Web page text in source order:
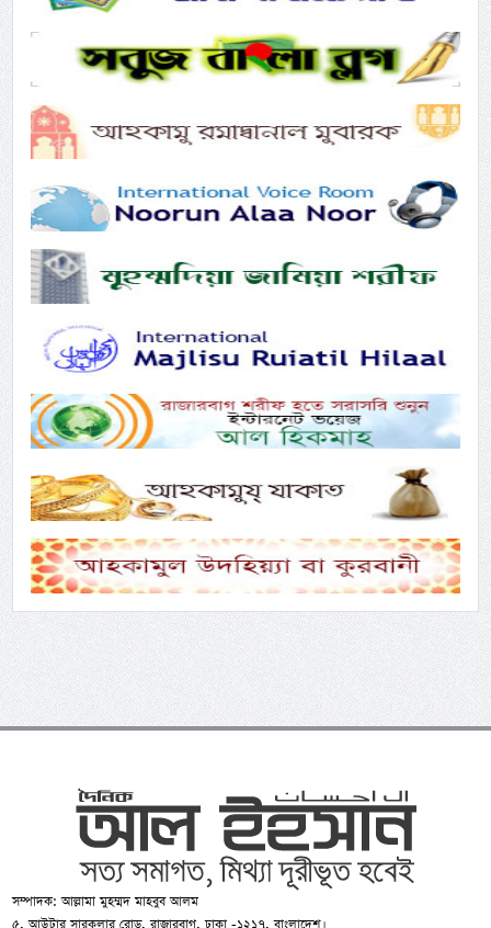
সম্পাদক: আল্লামা মুহম্মদ মাহবুব আলম
৫, আউটার সারকুলার রোড, রাজারবাগ, ঢাকা -১২১৭, বাংলাদেশ।